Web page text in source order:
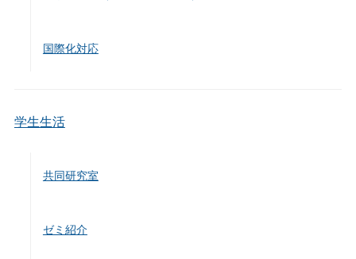
国際化対応
学生生活
共同研究室
ゼミ紹介